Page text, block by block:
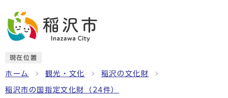
現在位置
ホーム 観光・文化 稲沢の文化財
稲沢市の国指定文化財（24件）